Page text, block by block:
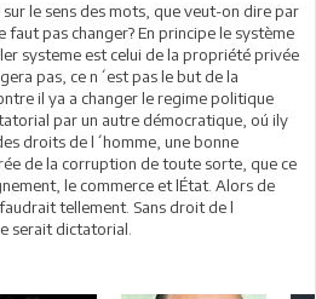
le sens des mots, que veut-on dire par
faut pas changer? En principe le système
systeme est celui de la propriété privée
pas, ce n´est pas le but de la
il ya a changer le regime politique
par un autre démocratique, oú ily
droits de l´homme, une bonne
de la corruption de toute sorte, que ce
le commerce et lÉtat. Alors de
tellement. Sans droit de l
serait dictatorial.